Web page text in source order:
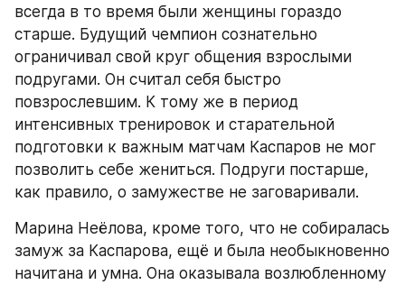
всегда в то время были женщины гораздо
старше. Будущий чемпион сознательно
ограничивал свой круг общения взрослыми
подругами. Он считал себя быстро
повзрослевшим. К тому же в период
интенсивных тренировок и старательной
подготовки к важным матчам Каспаров не мог
позволить себе жениться. Подруги постарше,
как правило, о замужестве не заговаривали.
Марина Неёлова, кроме того, что не собиралась
замуж за Каспарова, ещё и была необыкновенно
начитана и умна. Она оказывала возлюбленному